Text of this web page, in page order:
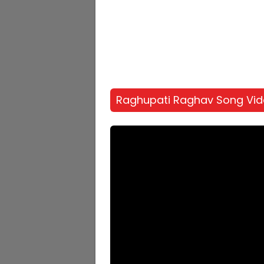
Raghupati Raghav Song